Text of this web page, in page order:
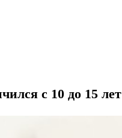
с 10 до 15 лет